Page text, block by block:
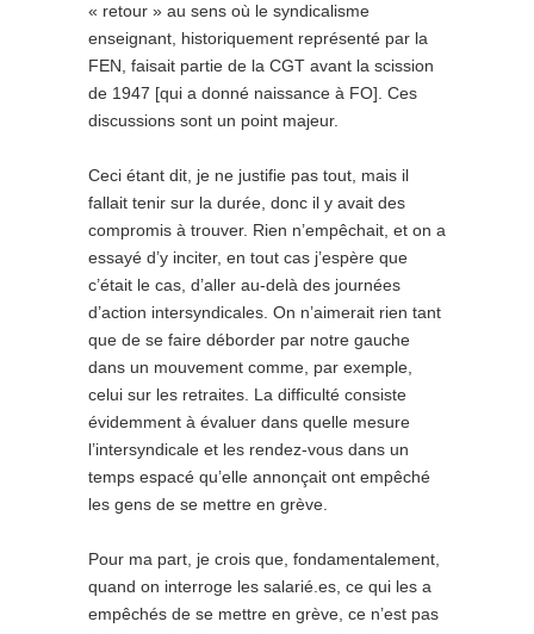
« retour » au sens où le syndicalisme
enseignant, historiquement représenté par la
FEN, faisait partie de la CGT avant la scission
de 1947 [qui a donné naissance à FO]. Ces
discussions sont un point majeur.
Ceci étant dit, je ne justifie pas tout, mais il
fallait tenir sur la durée, donc il y avait des
compromis à trouver. Rien n’empêchait, et on a
essayé d’y inciter, en tout cas j’espère que
c’était le cas, d’aller au-delà des journées
d’action intersyndicales. On n’aimerait rien tant
que de se faire déborder par notre gauche
dans un mouvement comme, par exemple,
celui sur les retraites. La difficulté consiste
évidemment à évaluer dans quelle mesure
l’intersyndicale et les rendez-vous dans un
temps espacé qu’elle annonçait ont empêché
les gens de se mettre en grève.
Pour ma part, je crois que, fondamentalement,
quand on interroge les salarié.es, ce qui les a
empêchés de se mettre en grève, ce n’est pas